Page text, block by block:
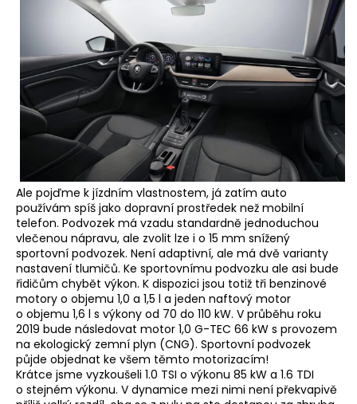
Ale pojďme k jízdním vlastnostem, já zatím auto
používám spíš jako dopravní prostředek než mobilní
telefon. Podvozek má vzadu standardně jednoduchou
vlečenou nápravu, ale zvolit lze i o 15 mm snížený
sportovní podvozek. Není adaptivní, ale má dvě varianty
nastavení tlumičů. Ke sportovnímu podvozku ale asi bude
řidičům chybět výkon. K dispozici jsou totiž tři benzinové
motory o objemu 1,0 a 1,5 l a jeden naftový motor
o objemu 1,6 l s výkony od 70 do 110 kW. V průběhu roku
2019 bude následovat motor 1,0 G-TEC 66 kW s provozem
na ekologický zemní plyn (CNG). Sportovní podvozek
půjde objednat ke všem těmto motorizacím!
Krátce jsme vyzkoušeli 1.0 TSI o výkonu 85 kW a 1.6 TDI
o stejném výkonu. V dynamice mezi nimi není překvapivě